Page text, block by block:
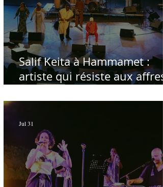
Salif Keita à Hammamet :
artiste qui résiste aux affres
Jul 31